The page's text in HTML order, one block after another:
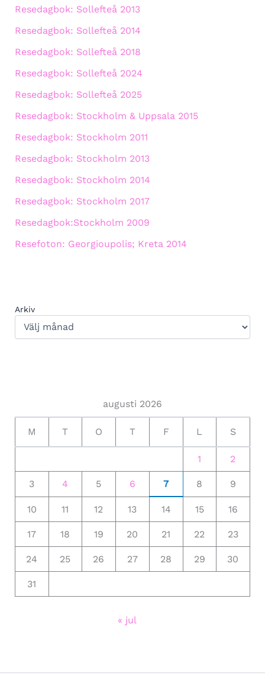
Resedagbok: Sollefteå 2013
Resedagbok: Sollefteå 2014
Resedagbok: Sollefteå 2018
Resedagbok: Sollefteå 2024
Resedagbok: Sollefteå 2025
Resedagbok: Stockholm & Uppsala 2015
Resedagbok: Stockholm 2011
Resedagbok: Stockholm 2013
Resedagbok: Stockholm 2014
Resedagbok: Stockholm 2017
Resedagbok:Stockholm 2009
Resefoton: Georgioupolis; Kreta 2014
Arkiv
augusti 2026
M T O T F L S
1 2
3 4 5 6 7 8 9
10 11 12 13 14 15 16
17 18 19 20 21 22 23
24 25 26 27 28 29 30
31
« jul